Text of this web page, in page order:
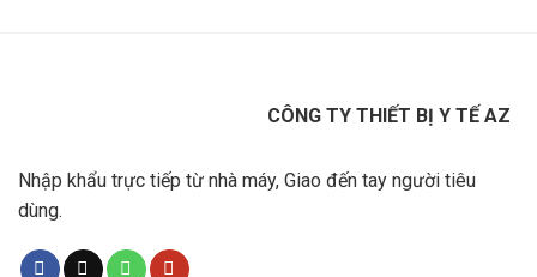
CÔNG TY THIẾT BỊ Y TẾ AZ
Nhập khẩu trực tiếp từ nhà máy, Giao đến tay người tiêu
dùng.